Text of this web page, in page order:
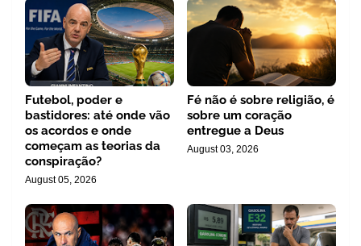
Futebol, poder e
bastidores: até onde vão
os acordos e onde
começam as teorias da
conspiração?
August 05, 2026
Fé não é sobre religião, é
sobre um coração
entregue a Deus
August 03, 2026